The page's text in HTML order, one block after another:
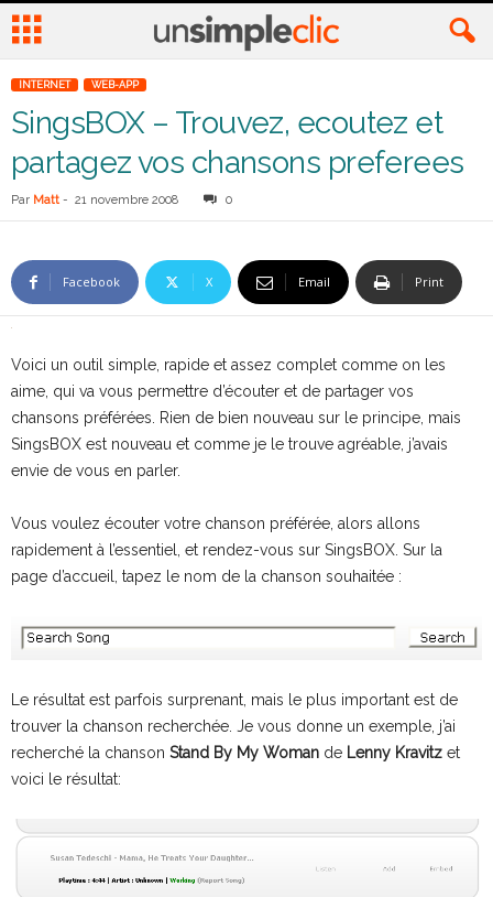
INTERNET WEB-APP
SingsBOX – Trouvez, ecoutez et
partagez vos chansons preferees
Par Matt - 21 novembre 2008 0
Facebook X Email Print
Voici un outil simple, rapide et assez complet comme on les
aime, qui va vous permettre d’écouter et de partager vos
chansons préférées. Rien de bien nouveau sur le principe, mais
SingsBOX est nouveau et comme je le trouve agréable, j’avais
envie de vous en parler.
Vous voulez écouter votre chanson préférée, alors allons
rapidement à l’essentiel, et rendez-vous sur SingsBOX. Sur la
page d’accueil, tapez le nom de la chanson souhaitée :
Le résultat est parfois surprenant, mais le plus important est de
trouver la chanson recherchée. Je vous donne un exemple, j’ai
recherché la chanson Stand By My Woman de Lenny Kravitz et
voici le résultat: